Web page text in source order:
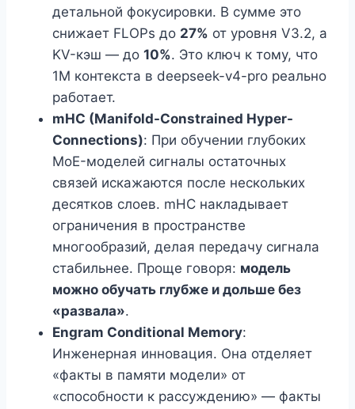
детальной фокусировки. В сумме это
снижает FLOPs до 27% от уровня V3.2, а
KV-кэш — до 10%. Это ключ к тому, что
1M контекста в deepseek-v4-pro реально
работает.
mHC (Manifold-Constrained Hyper-
Connections): При обучении глубоких
MoE-моделей сигналы остаточных
связей искажаются после нескольких
десятков слоев. mHC накладывает
ограничения в пространстве
многообразий, делая передачу сигнала
стабильнее. Проще говоря: модель
можно обучать глубже и дольше без
«развала».
Engram Conditional Memory:
Инженерная инновация. Она отделяет
«факты в памяти модели» от
«способности к рассуждению» — факты